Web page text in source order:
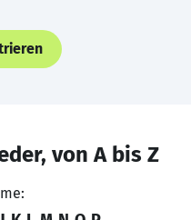
von A bis Z